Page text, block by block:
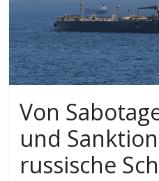
Von
und
russische